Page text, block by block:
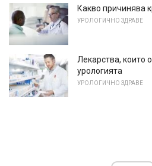
Какво причинява
УРОЛОГИЧНО ЗДРАВЕ
Лекарства, които
урологията
УРОЛОГИЧНО ЗДРАВЕ